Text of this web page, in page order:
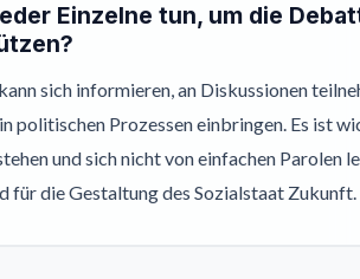
Einzelne tun, um die
sich informieren, an Diskussionen
politischen Prozessen einbringen. Es ist
und sich nicht von einfachen Parolen
für die Gestaltung des Sozialstaat Zukunft.